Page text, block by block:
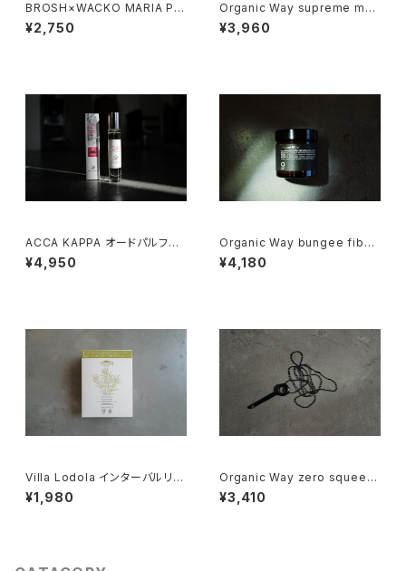
BROSH×WACKO MARIA PO
MADE［ブロッシュ×ワコマリア
ポマード］
¥2,750
Organic Way supreme mat
t paste［シュプリーム・マットペ
ースト]
¥3,960
ACCA KAPPA オードパルファ
ン15ml
¥4,950
Organic Way bungee fiber
［バンジーファイバー］
¥4,180
Villa Lodola インターバルリケ
ア［ホームカラー］
¥1,980
Organic Way zero squeez
er[チューブ絞り]
¥3,410